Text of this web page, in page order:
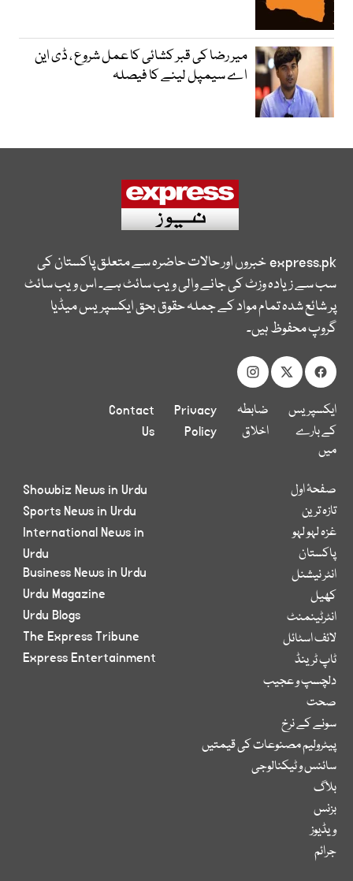
میر رضا کی قبر کشائی کا عمل شروع ، ڈی این
اے سیمپل لینے کا فیصلہ
express.pkخبروں اور حالات حاضرہ سے متعلق پاکستان کی
سب سے زیادہ وزٹ کی جانے والی ویب سائٹ ہے۔ اس ویب سائٹ
پر شائع شدہ تمام مواد کے جملہ حقوق بحق ایکسپریس میڈیا
گروپ محفوظ ہیں۔
ایکسپریس
کے بارے
میں
ضابطہ
اخلاق
Privacy
Policy
Contact
Us
صفحۂ اول
تازہ ترین
غزہ لہو لہو
پاکستان
انٹر نیشنل
کھیل
انٹرٹینمنٹ
لائف اسٹائل
ٹاپ ٹرینڈ
دلچسپ و عجیب
صحت
سونے کے نرخ
پیٹرولیم مصنوعات کی قیمتیں
سائنس و ٹیکنالوجی
بلاگ
بزنس
ویڈیوز
جرائم
Showbiz News in Urdu
Sports News in Urdu
International News in
Urdu
Business News in Urdu
Urdu Magazine
Urdu Blogs
The Express Tribune
Express Entertainment